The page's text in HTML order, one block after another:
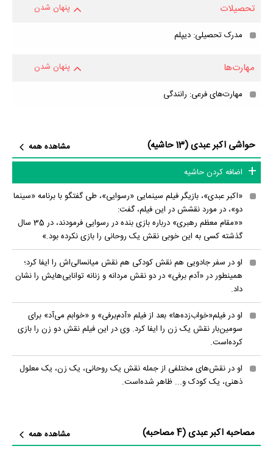
تحصیلات پنهان شدن
مدرک تحصیلی: دیپلم
مهارت‌ها پنهان شدن
مهارت‌های فرعی: رانندگی
حواشی اکبر عبدی (13 حاشیه)
مشاهده همه
اضافه کردن حاشیه
«اکبر عبدی»، بازیگر فیلم سینمایی «رسوایی»، طی گفتگو با برنامه «سینما
دو»، در مورد نقشش در این فیلم، گفت:
««مقام معظم رهبری» درباره بازی بنده در رسوایی فرمودند، در 35 سال
گذشته کسی به این خوبی نقش یک روحانی را بازی نکرده بود.»
او در سفر جادویی هم نقش کودکی هم نقش میانسالی‌اش را ایفا کرد؛
همینطور در «آدم برفی» در دو نقش مردانه و زنانه توانایی‌هایش را نشان
داد.
او در فیلم«خواب‌زده‌ها» بعد از فیلم «آدم‌برفی» و «خوابم می‌آد» برای
سومین‌بار نقش یک زن را ایفا کرد. وی در این فیلم نقش دو زن را بازی
کرده‌است.
او در نقش‌های مختلفی از جمله نقش یک روحانی، یک زن، یک معلول
ذهنی، یک کودک و... ظاهر شده‌است.
مصاحبه اکبر عبدی (4 مصاحبه) مشاهده همه